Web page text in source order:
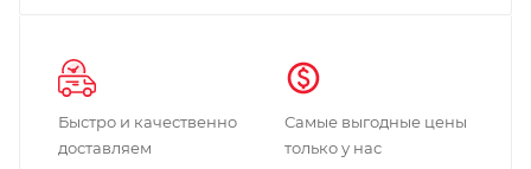
Быстро и качественно
доставляем
Самые выгодные цены
только у нас